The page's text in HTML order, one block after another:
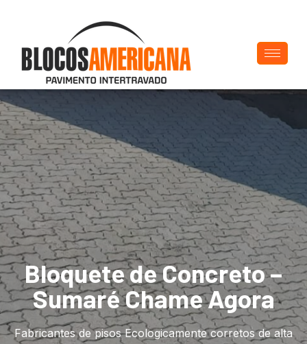
Bloquete de Concreto –
Sumaré Chame Agora
Fabricantes de pisos Ecologicamente corretos de alta